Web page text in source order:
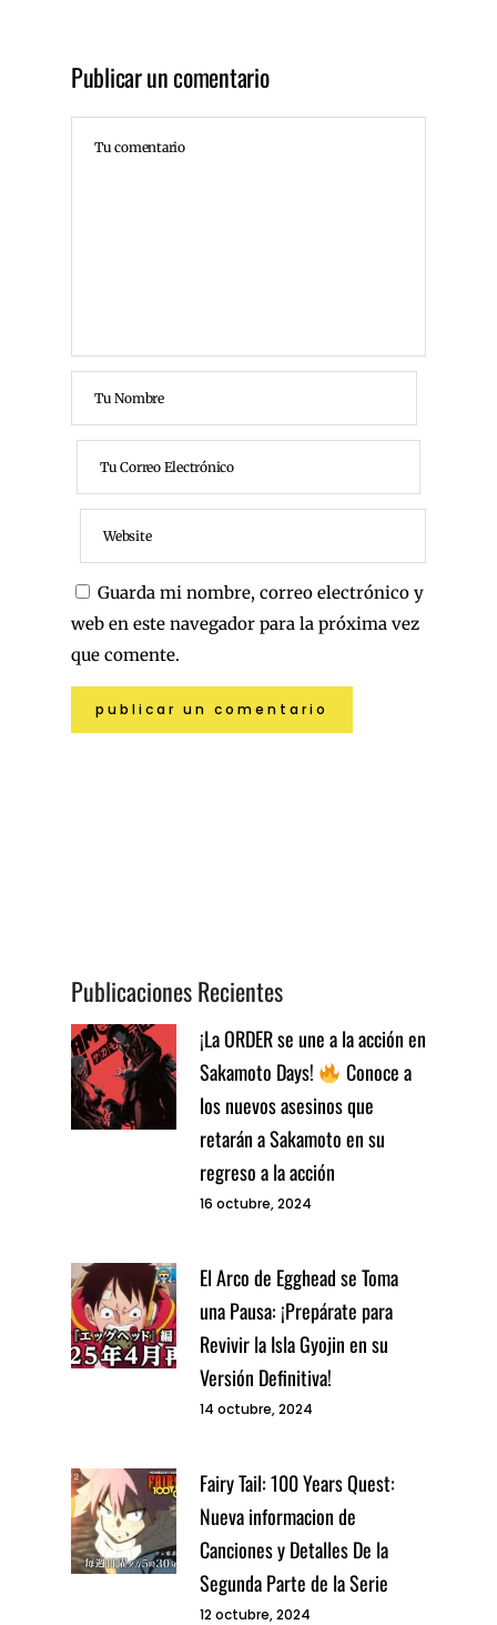
Publicar un comentario
Guarda mi nombre, correo electrónico y
web en este navegador para la próxima vez
que comente.
Publicaciones Recientes
¡La ORDER se une a la acción en
Sakamoto Days!
Conoce a
los nuevos asesinos que
retarán a Sakamoto en su
regreso a la acción
16 octubre, 2024
El Arco de Egghead se Toma
una Pausa: ¡Prepárate para
Revivir la Isla Gyojin en su
Versión Definitiva!
14 octubre, 2024
Fairy Tail: 100 Years Quest:
Nueva informacion de
Canciones y Detalles De la
Segunda Parte de la Serie
12 octubre, 2024